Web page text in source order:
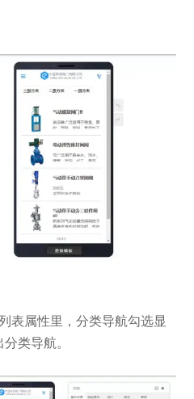
表属性里，分类导航勾选显
类导航。